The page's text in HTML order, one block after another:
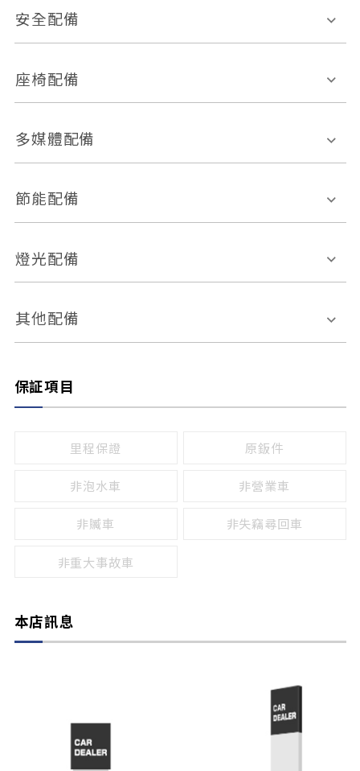
後視鏡方向指示燈
多功能方向盤
恆溫空調
安全配備
前座正面氣囊
ABS防鎖死
車道偏離警示
自動停車系統 盲點偵測系統
倒車雷達
座椅配備
皮椅
無
有
多媒體配備
外部音源接入
節能配備
引擎啟閉系統
燈光配備
感應頭燈
頭燈光源
其他配備
保証項目
里程保證 原鈑件
非泡水車 非營業車
非贓車 非失竊尋回車
非重大事故車
本店訊息